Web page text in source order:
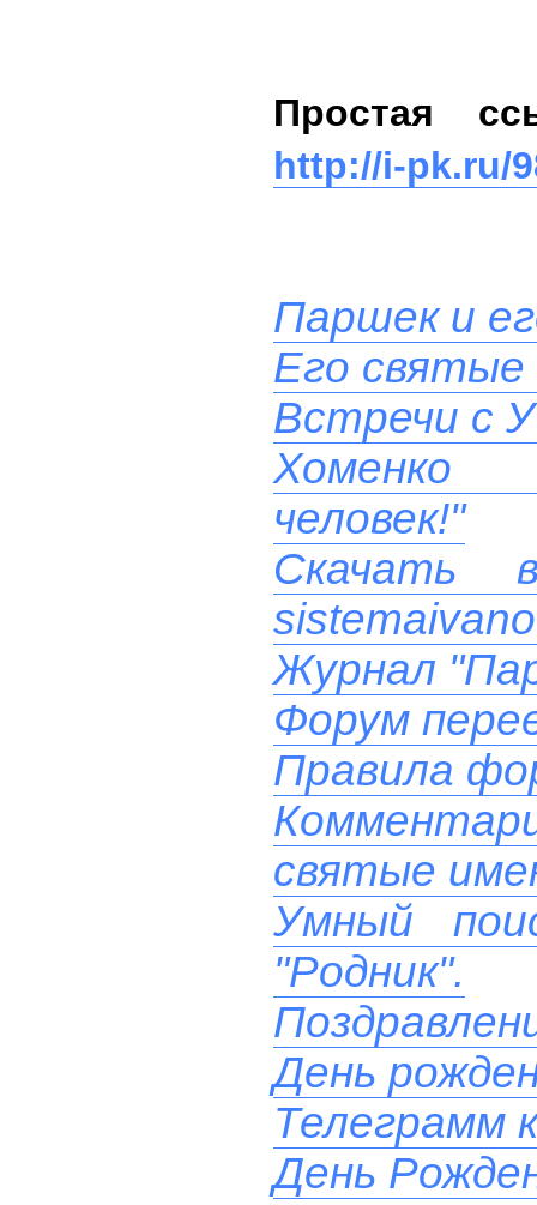
Простая
http://i-pk.ru/
Паршек и
Его святые
Встречи с
Хоменко
человек!"
Скачать
Журнал
Форум
Правила
святые
Умный
"Родник".
День
Телеграмм
День